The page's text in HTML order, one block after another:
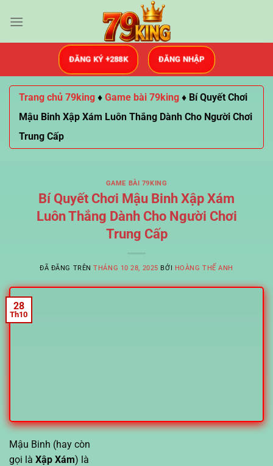
đến
ĐĂNG KÝ +288K ĐĂNG NHẬP
Trang chủ 79king ♦️ Game bài 79king ♦️ Bí Quyết Chơi
Mậu Binh Xập Xám Luôn Thắng Dành Cho Người Chơi
Trung Cấp
GAME BÀI 79KING
Bí Quyết Chơi Mậu Binh Xập Xám
Luôn Thắng Dành Cho Người Chơi
Trung Cấp
ĐÃ ĐĂNG TRÊNTHÁNG 10 28, 2025 BỞI HOÀNG THẾ ANH
28
Th10
Mậu Binh (hay còn
gọi là Xập Xám) là